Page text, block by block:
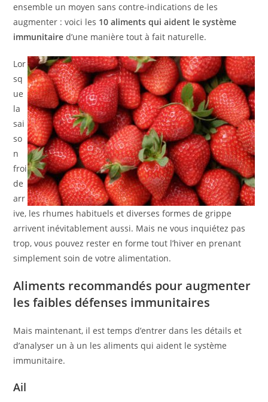
ensemble un moyen sans contre-indications de les
augmenter : voici les 10 aliments qui aident le système
immunitaire d’une manière tout à fait naturelle.
Lor
sq
ue
la
sai
so
n
froi
de
arr
ive, les rhumes habituels et diverses formes de grippe
arrivent inévitablement aussi. Mais ne vous inquiétez pas
trop, vous pouvez rester en forme tout l’hiver en prenant
simplement soin de votre alimentation.
Aliments recommandés pour augmenter
les faibles défenses immunitaires
Mais maintenant, il est temps d’entrer dans les détails et
d’analyser un à un les aliments qui aident le système
immunitaire.
Ail